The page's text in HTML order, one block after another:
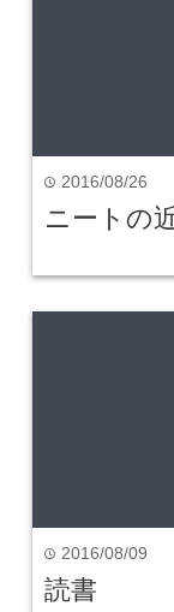
time 2016/08/26
ニートの
time 2016/08/09
読書